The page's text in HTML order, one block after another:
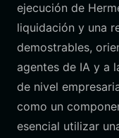
ejecución de
liquidación y una
demostrables,
agentes de IA y a
de nivel
como un
esencial utilizar